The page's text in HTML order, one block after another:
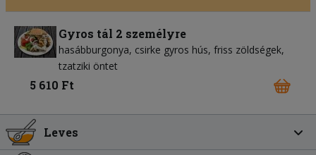
Gyros tál 2 személyre
hasábburgonya csirke gyros hús friss zöldségek
tzatziki öntet
5 610 Ft
Leves